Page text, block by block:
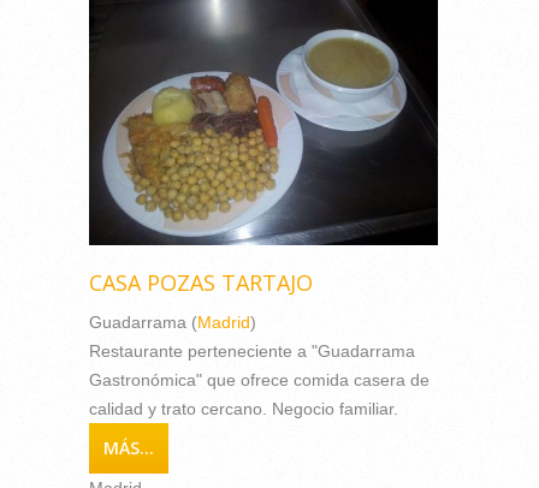
CASA POZAS TARTAJO
Guadarrama (Madrid)
Restaurante perteneciente a "Guadarrama
Gastronómica" que ofrece comida casera de
calidad y trato cercano. Negocio familiar.
MÁS...